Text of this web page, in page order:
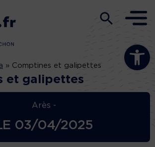
Ouvrir la
» Comptines et galipettes
et galipettes
Arès -
03/04/2025